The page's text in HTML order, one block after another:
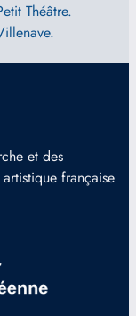
Théâtre.
et des
française